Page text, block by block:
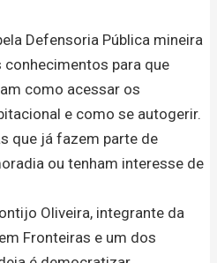
Defensoria Pública mineira
para que
como acessar os
e como se autogerir.
que já fazem parte de
ou tenham interesse de
Oliveira, integrante da
Fronteiras e um dos